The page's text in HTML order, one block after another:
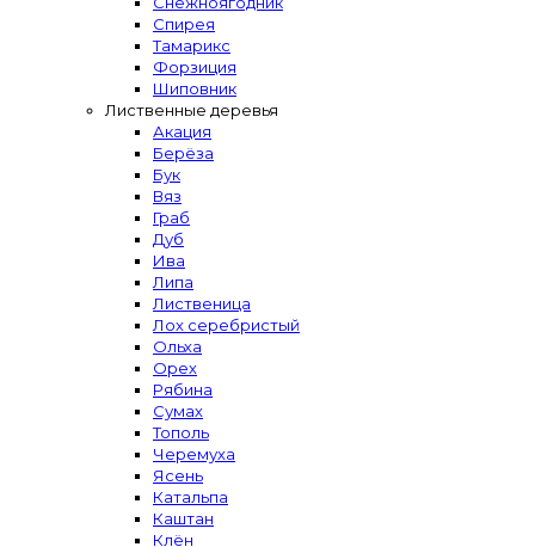
Спирея
Тамарикс
Форзиция
Шиповник
Лиственные деревья
Акация
Берёза
Бук
Вяз
Граб
Дуб
Ива
Липа
Лиственица
Лох серебристый
Ольха
Орех
Рябина
Сумах
Тополь
Черемуха
Ясень
Катальпа
Каштан
Клён